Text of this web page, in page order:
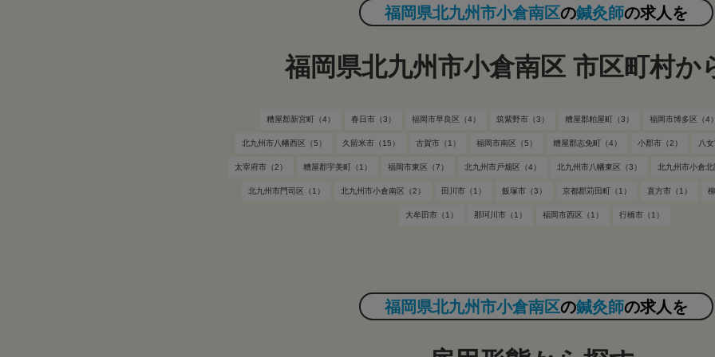
福岡県北九州市小倉南区の鍼灸師の求人を
福岡県北九州市小倉南区 市区町村か
糟屋郡新宮町（4） 春日市（3） 福岡市早良区（4） 筑紫野市（3） 糟屋郡粕屋町（3） 福岡市博多区（4
北九州市八幡西区（5） 久留米市（15） 古賀市（1） 福岡市南区（5） 糟屋郡志免町（4） 小郡市（2） 八
太宰府市（2） 糟屋郡宇美町（1） 福岡市東区（7） 北九州市戸畑区（4） 北九州市八幡東区（3） 北九州市小倉
北九州市門司区（1） 北九州市小倉南区（2） 田川市（1） 飯塚市（3） 京都郡苅田町（1） 直方市（1）
大牟田市（1） 那珂川市（1） 福岡市西区（1） 行橋市（1）
福岡県北九州市小倉南区の鍼灸師の求人を